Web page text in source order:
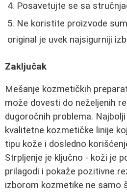
Posavetujte se sa
Ne koristite proizvode
original je uvek najsigurniji
Zaključak
Mešanje kozmetičkih
može dovesti do neželjenih
dugoročnih problema.
kvalitetne kozmetičke linije
tipu kože i dosledno
Strpljenje je ključno - koži je
prilagodi i pokaže pozitivne
izborom kozmetike ne samo